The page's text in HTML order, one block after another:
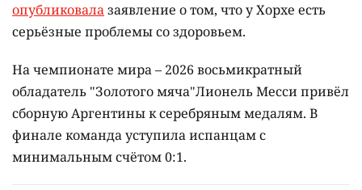
опубликовалазаявление о том, что у Хорхе есть
серьёзные проблемы со здоровьем.
На чемпионате мира – 2026 восьмикратный
обладатель "Золотого мяча"Лионель Месси привёл
сборную Аргентины к серебряным медалям. В
финале команда уступила испанцам с
минимальным счётом 0:1.